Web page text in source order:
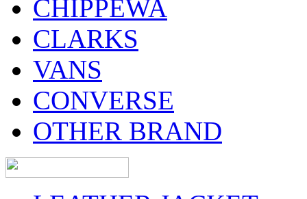
CHIPPEWA
CLARKS
VANS
CONVERSE
OTHER BRAND